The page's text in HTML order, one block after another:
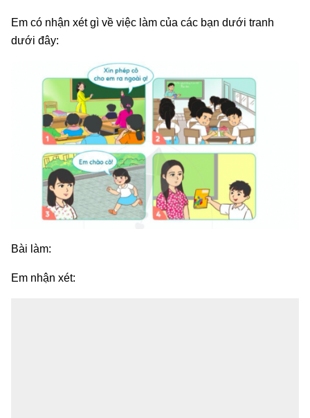
Em có nhận xét gì về việc làm của các bạn dưới tranh
dưới đây:
Bài làm:
Em nhận xét: